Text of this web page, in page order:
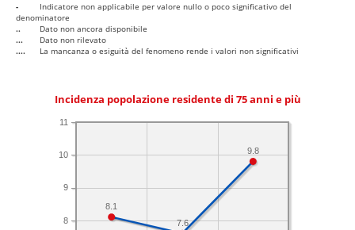
-
Indicatore non applicabile per valore nullo o poco significativo del
denominatore
..
Dato non ancora disponibile
...
Dato non rilevato
....
La mancanza o esiguità del fenomeno rende i valori non significativi
Incidenza popolazione residente di 75 anni e più
8
9
10
11
9.8
7.6
8.1